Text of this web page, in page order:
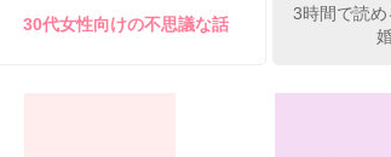
泣き方も、笑い方も、助けの求め方も、何も知
30代女性向けの不思議な話
3時間で読